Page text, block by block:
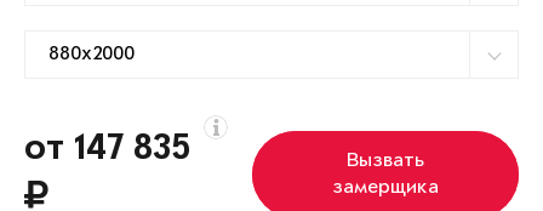
от 147 835
Вызвать
замерщика